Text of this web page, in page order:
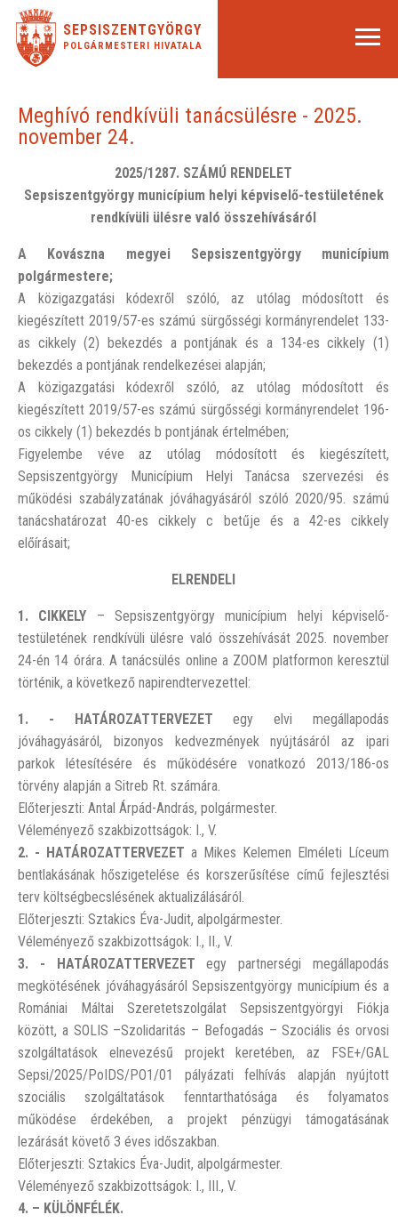
SEPSISZENTGYÖRGY
POLGÁRMESTERI HIVATALA
Meghívó rendkívüli tanácsülésre - 2025.
november 24.
2025/1287. SZÁMÚ RENDELET
Sepsiszentgyörgy municípium helyi képviselő-testületének
rendkívüli ülésre való összehívásáról
A Kovászna megyei Sepsiszentgyörgy municípium
polgármestere;
A közigazgatási kódexről szóló, az utólag módosított és
kiegészített 2019/57-es számú sürgősségi kormányrendelet 133-
as cikkely (2) bekezdés a pontjának és a 134-es cikkely (1)
bekezdés a pontjának rendelkezései alapján;
A közigazgatási kódexről szóló, az utólag módosított és
kiegészített 2019/57-es számú sürgősségi kormányrendelet 196-
os cikkely (1) bekezdés b pontjának értelmében;
Figyelembe véve az utólag módosított és kiegészített,
Sepsiszentgyörgy Municípium Helyi Tanácsa szervezési és
működési szabályzatának jóváhagyásáról szóló 2020/95. számú
tanácshatározat 40-es cikkely c betűje és a 42-es cikkely
előírásait;
ELRENDELI
1. CIKKELY – Sepsiszentgyörgy municípium helyi képviselő-
testületének rendkívüli ülésre való összehívását 2025. november
24-én 14 órára. A tanácsülés online a ZOOM platformon keresztül
történik, a következő napirendtervezettel:
1. - HATÁROZATTERVEZET egy elvi megállapodás
jóváhagyásáról, bizonyos kedvezmények nyújtásáról az ipari
parkok létesítésére és működésére vonatkozó 2013/186-os
törvény alapján a Sitreb Rt. számára.
Előterjeszti: Antal Árpád-András, polgármester.
Véleményező szakbizottságok: I., V.
2. - HATÁROZATTERVEZET a Mikes Kelemen Elméleti Líceum
bentlakásának hőszigetelése és korszerűsítése című fejlesztési
terv költségbecslésének aktualizálásáról.
Előterjeszti: Sztakics Éva-Judit, alpolgármester.
Véleményező szakbizottságok: I., II., V.
3. - HATÁROZATTERVEZET egy partnerségi megállapodás
megkötésének jóváhagyásáról Sepsiszentgyörgy municípium és a
Romániai Máltai Szeretetszolgálat Sepsiszentgyörgyi Fiókja
között, a SOLIS –Szolidaritás – Befogadás – Szociális és orvosi
szolgáltatások elnevezésű projekt keretében, az FSE+/GAL
Sepsi/2025/PoIDS/PO1/01 pályázati felhívás alapján nyújtott
szociális szolgáltatások fenntarthatósága és folyamatos
működése érdekében, a projekt pénzügyi támogatásának
lezárását követő 3 éves időszakban.
Előterjeszti: Sztakics Éva-Judit, alpolgármester.
Véleményező szakbizottságok: I., III., V.
4. – KÜLÖNFÉLÉK.